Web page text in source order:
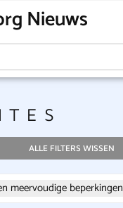
Nieuws
ALLE FILTERS WISSEN
meervoudige beperkingen